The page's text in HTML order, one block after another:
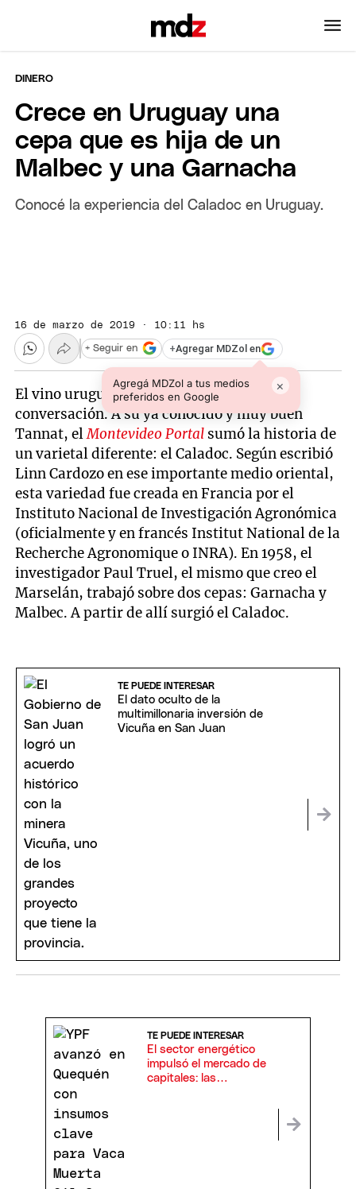
DINERO
Crece en Uruguay una
cepa que es hija de un
Malbec y una Garnacha
Conocé la experiencia del Caladoc en Uruguay.
16 de marzo de 2019 · 10:11 hs
+Agregar MDZol en
Agregá MDZol a tus medios
preferidos en Google
×
+ Seguir en
El vino uruguayo sigue dando temas de
conversación. A su ya conocido y muy buen
Tannat, elMontevideo Portal sumó la historia de
un varietal diferente: el Caladoc. Según escribió
Linn Cardozo en ese importante medio oriental,
esta variedad fue creada en Francia por el
Instituto Nacional de Investigación Agronómica
(oficialmente y en francés Institut National de la
Recherche Agronomique o INRA). En 1958, el
investigador Paul Truel, el mismo que creo el
Marselán, trabajó sobre dos cepas: Garnacha y
Malbec. A partir de allí surgió el Caladoc.
TE PUEDE INTERESAR
El dato oculto de la
multimillonaria inversión de
Vicuña en San Juan
TE PUEDE INTERESAR
El sector energético
impulsó el mercado de
capitales: las